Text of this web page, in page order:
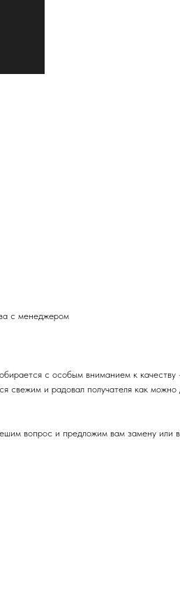
с менеджером
с особым вниманием к
свежим и радовал получателя как
вопрос и предложим вам замену или